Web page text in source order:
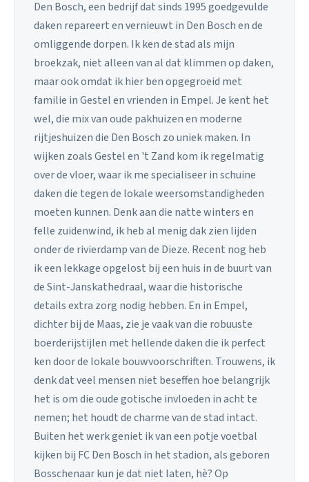
Den Bosch, een bedrijf dat sinds 1995 goedgevulde
daken repareert en vernieuwt in Den Bosch en de
omliggende dorpen. Ik ken de stad als mijn
broekzak, niet alleen van al dat klimmen op daken,
maar ook omdat ik hier ben opgegroeid met
familie in Gestel en vrienden in Empel. Je kent het
wel, die mix van oude pakhuizen en moderne
rijtjeshuizen die Den Bosch zo uniek maken. In
wijken zoals Gestel en 't Zand kom ik regelmatig
over de vloer, waar ik me specialiseer in schuine
daken die tegen de lokale weersomstandigheden
moeten kunnen. Denk aan die natte winters en
felle zuidenwind, ik heb al menig dak zien lijden
onder de rivierdamp van de Dieze. Recent nog heb
ik een lekkage opgelost bij een huis in de buurt van
de Sint-Janskathedraal, waar die historische
details extra zorg nodig hebben. En in Empel,
dichter bij de Maas, zie je vaak van die robuuste
boerderijstijlen met hellende daken die ik perfect
ken door de lokale bouwvoorschriften. Trouwens, ik
denk dat veel mensen niet beseffen hoe belangrijk
het is om die oude gotische invloeden in acht te
nemen; het houdt de charme van de stad intact.
Buiten het werk geniet ik van een potje voetbal
kijken bij FC Den Bosch in het stadion, als geboren
Bosschenaar kun je dat niet laten, hè? Op